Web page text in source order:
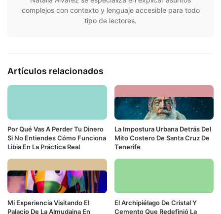
complejos con contexto y lenguaje accesible para todo
tipo de lectores.
Artículos relacionados
Por Qué Vas A Perder Tu Dinero
Si No Entiendes Cómo Funciona
Libia En La Práctica Real
La Impostura Urbana Detrás Del
Mito Costero De Santa Cruz De
Tenerife
Mi Experiencia Visitando El
Palacio De La Almudaina En
El Archipiélago De Cristal Y
Cemento Que Redefinió La